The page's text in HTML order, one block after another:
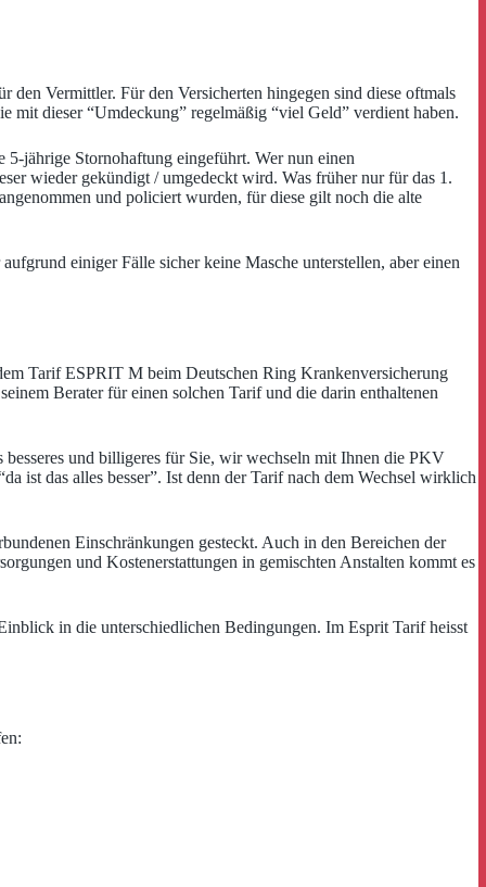
Vermittler. Für den Versicherten hingegen sind diese oftmals
mit dieser “Umdeckung” regelmäßig “viel Geld” verdient haben.
jährige Stornohaftung eingeführt. Wer nun einen
wieder gekündigt / umgedeckt wird. Was früher nur für das 1.
und policiert wurden, für diese gilt noch die alte
einiger Fälle sicher keine Masche unterstellen, aber einen
Tarif ESPRIT M beim Deutschen Ring Krankenversicherung
Berater für einen solchen Tarif und die darin enthaltenen
und billigeres für Sie, wir wechseln mit Ihnen die PKV
ist das alles besser”. Ist denn der Tarif nach dem Wechsel wirklich
Einschränkungen gesteckt. Auch in den Bereichen der
und Kostenerstattungen in gemischten Anstalten kommt es
in die unterschiedlichen Bedingungen. Im Esprit Tarif heisst